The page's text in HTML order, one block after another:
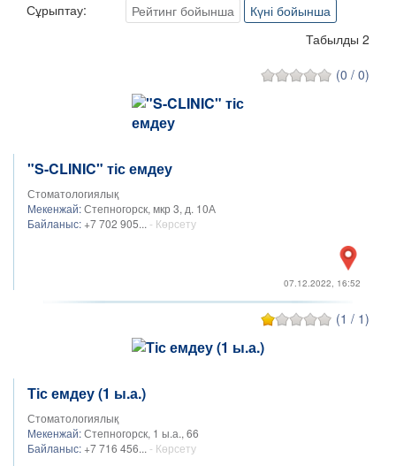
Сұрыптау: Рейтинг бойынша
Күні бойынша
Табылды 2
(0 / 0)
"S-CLINIC" тіс емдеу
Стоматологиялық
Мекенжай:Степногорск, мкр 3, д. 10А
Байланыс: +7 702 905... - Көрсету
07.12.2022, 16:52
(1 / 1)
Тіс емдеу (1 ы.а.)
Стоматологиялық
Мекенжай:Степногорск, 1 ы.а., 66
Байланыс: +7 716 456... - Көрсету